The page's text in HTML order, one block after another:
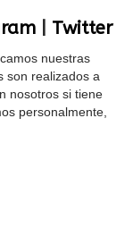
Twitter
nuestras
son realizados a
nosotros si tiene
personalmente,